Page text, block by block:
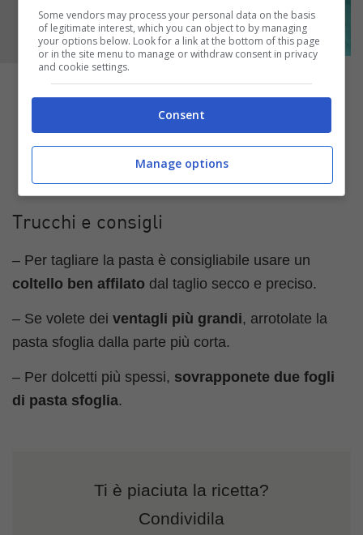
Trucchi e consigli
– Per tagliare la pasta è consigliabile usare un
coltello ben affilato dal taglio secco e preciso.
– Se volete dei ventagli più grandi, arrotolate la
pasta sfoglia dalla parte più corta.
– Per dolcetti più spessi, sovrapponete due fogli
di pasta sfoglia.
Ti è piaciuta la ricetta?
Condividila
Some vendors may process your personal data on the basis
of legitimate interest, which you can object to by managing
your options below. Look for a link at the bottom of this page
or in the site menu to manage or withdraw consent in privacy
and cookie settings.
Consent
Manage options